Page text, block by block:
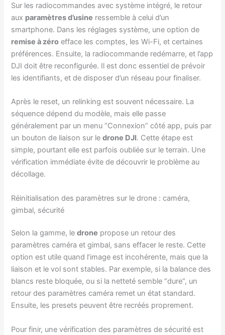
Sur les radiocommandes avec système intégré, le retour
aux paramètres d’usine ressemble à celui d’un
smartphone. Dans les réglages système, une option de
remise à zéro efface les comptes, les Wi-Fi, et certaines
préférences. Ensuite, la radiocommande redémarre, et l’app
DJI doit être reconfigurée. Il est donc essentiel de prévoir
les identifiants, et de disposer d’un réseau pour finaliser.
Après le reset, un relinking est souvent nécessaire. La
séquence dépend du modèle, mais elle passe
généralement par un menu “Connexion” côté app, puis par
un bouton de liaison sur ledrone DJI. Cette étape est
simple, pourtant elle est parfois oubliée sur le terrain. Une
vérification immédiate évite de découvrir le problème au
décollage.
Réinitialisation des paramètres sur le drone : caméra,
gimbal, sécurité
Selon la gamme, ledrone propose un retour des
paramètres caméra et gimbal, sans effacer le reste. Cette
option est utile quand l’image est incohérente, mais que la
liaison et le vol sont stables. Par exemple, si la balance des
blancs reste bloquée, ou si la netteté semble “dure”, un
retour des paramètres caméra remet un état standard.
Ensuite, les presets peuvent être recréés proprement.
Pour finir, une vérification des paramètres de sécurité est